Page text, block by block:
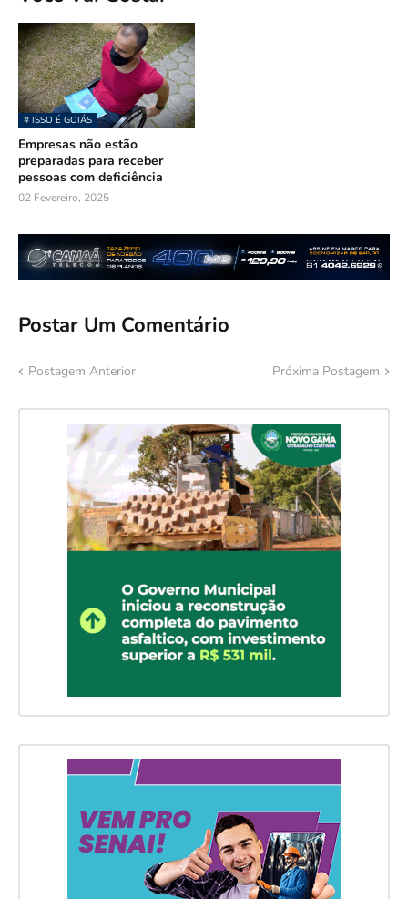
# ISSO É GOIÁS
Empresas não estão
preparadas para receber
pessoas com deficiência
02 Fevereiro, 2025
Postar Um Comentário
Postagem Anterior Próxima Postagem